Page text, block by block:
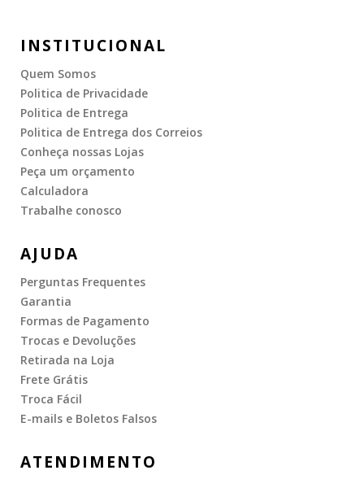
INSTITUCIONAL
Quem Somos
Politica de Privacidade
Politica de Entrega
Politica de Entrega dos Correios
Conheça nossas Lojas
Peça um orçamento
Calculadora
Trabalhe conosco
AJUDA
Perguntas Frequentes
Garantia
Formas de Pagamento
Trocas e Devoluções
Retirada na Loja
Frete Grátis
Troca Fácil
E-mails e Boletos Falsos
ATENDIMENTO